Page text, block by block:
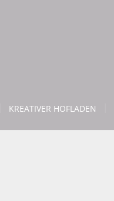
KREATIVER HOFLADEN